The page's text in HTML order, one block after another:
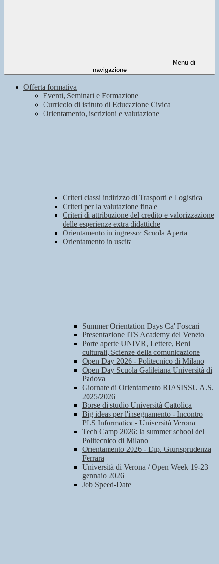
Menu di
navigazione
Offerta formativa
Eventi, Seminari e Formazione
Curricolo di istituto di Educazione Civica
Orientamento, iscrizioni e valutazione
Criteri classi indirizzo di Trasporti e Logistica
Criteri per la valutazione finale
Criteri di attribuzione del credito e valorizzazione
delle esperienze extra didattiche
Orientamento in ingresso: Scuola Aperta
Orientamento in uscita
Summer Orientation Days Ca' Foscari
Presentazione ITS Academy del Veneto
Porte aperte UNIVR, Lettere, Beni
culturali, Scienze della comunicazione
Open Day 2026 - Politecnico di Milano
Open Day Scuola Galileiana Università di
Padova
Giornate di Orientamento RIASISSU A.S.
2025/2026
Borse di studio Università Cattolica
Big ideas per l'insegnamento - Incontro
PLS Informatica - Università Verona
Tech Camp 2026: la summer school del
Politecnico di Milano
Orientamento 2026 - Dip. Giurisprudenza
Ferrara
Università di Verona / Open Week 19-23
gennaio 2026
Job Speed-Date